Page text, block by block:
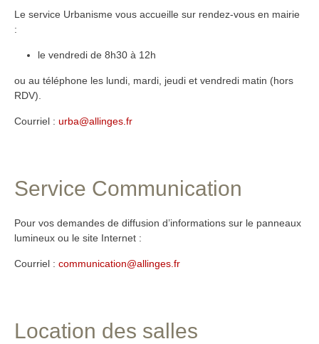
Le service Urbanisme vous accueille sur rendez-vous en mairie
:
le vendredi de 8h30 à 12h
ou au téléphone les lundi, mardi, jeudi et vendredi matin (hors
RDV).
Courriel : urba@allinges.fr
Service Communication
Pour vos demandes de diffusion d’informations sur le panneaux
lumineux ou le site Internet :
Courriel : communication@allinges.fr
Location des salles